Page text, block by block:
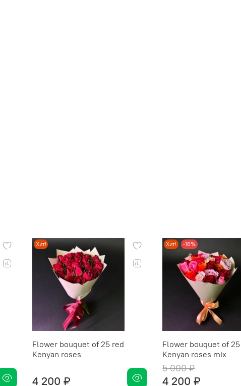
Хит!
Flower bouquet of 25 red
Kenyan roses
4 200 ₽
Хит! -16%
Flower bouquet of 25
Kenyan roses mix
5 000 ₽
4 200 ₽